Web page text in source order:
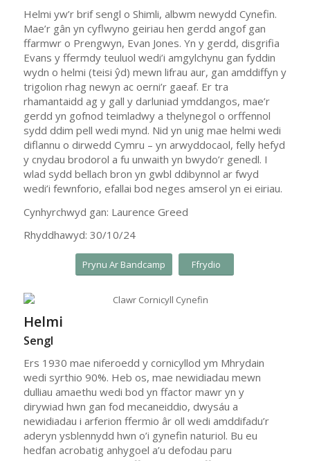
Helmi yw’r brif sengl o Shimli, albwm newydd Cynefin.
Mae’r gân yn cyflwyno geiriau hen gerdd angof gan
ffarmwr o Prengwyn, Evan Jones. Yn y gerdd, disgrifia
Evans y ffermdy teuluol wedi’i amgylchynu gan fyddin
wydn o helmi (teisi ŷd) mewn lifrau aur, gan amddiffyn y
trigolion rhag newyn ac oerni’r gaeaf. Er tra
rhamantaidd ag y gall y darluniad ymddangos, mae’r
gerdd yn gofnod teimladwy a thelynegol o orffennol
sydd ddim pell wedi mynd. Nid yn unig mae helmi wedi
diflannu o dirwedd Cymru – yn arwyddocaol, felly hefyd
y cnydau brodorol a fu unwaith yn bwydo’r genedl. I
wlad sydd bellach bron yn gwbl ddibynnol ar fwyd
wedi’i fewnforio, efallai bod neges amserol yn ei eiriau.
Cynhyrchwyd gan: Laurence Greed
Rhyddhawyd: 30/10/24
Prynu Ar Bandcamp Ffrydio
Helmi
Sengl
Ers 1930 mae niferoedd y cornicyllod ym Mhrydain
wedi syrthio 90%. Heb os, mae newidiadau mewn
dulliau amaethu wedi bod yn ffactor mawr yn y
dirywiad hwn gan fod mecaneiddio, dwysáu a
newidiadau i arferion ffermio âr oll wedi amddifadu’r
aderyn ysblennydd hwn o’i gynefin naturiol. Bu eu
hedfan acrobatig anhygoel a’u defodau paru